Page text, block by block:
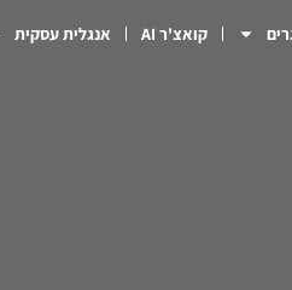
קואצ'ר AI אנגלית עסקית